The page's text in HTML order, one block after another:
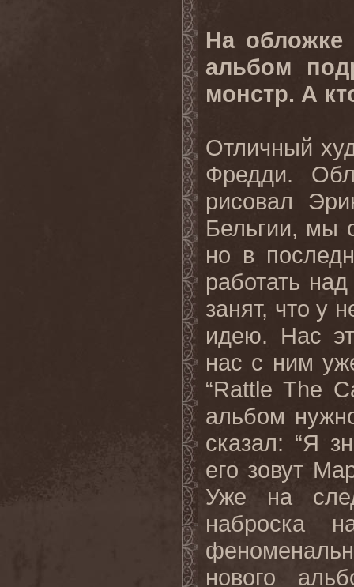
На обложке
альбом
монстр. А
Отличный
Фредди.
рисовал
Бельгии, мы
но в
работать
занят, что у
идею. Нас
нас с ним
“Rattle The
альбом
сказал: “Я
его зовут
Уже на
наброска
нового